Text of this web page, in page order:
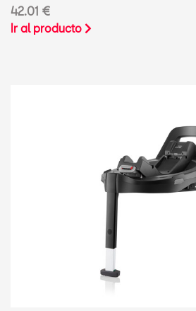
42.01 €
Ir al producto